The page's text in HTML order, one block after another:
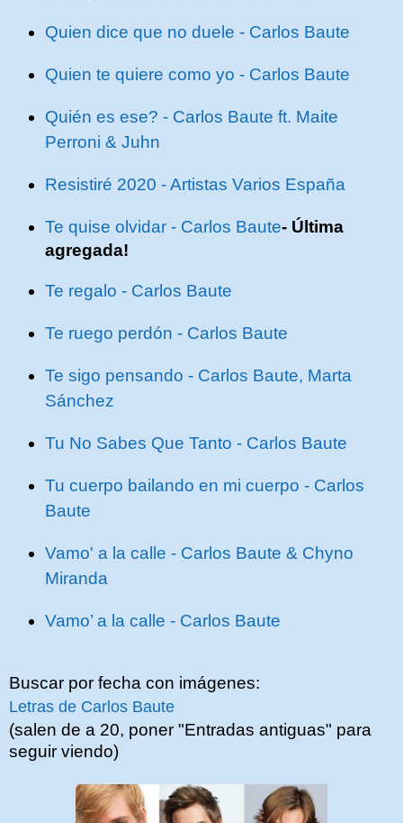
Quien dice que no duele - Carlos Baute
Quien te quiere como yo - Carlos Baute
Quién es ese? - Carlos Baute ft. Maite
Perroni & Juhn
Resistiré 2020 - Artistas Varios España
Te quise olvidar - Carlos Baute- Última
agregada!
Te regalo - Carlos Baute
Te ruego perdón - Carlos Baute
Te sigo pensando - Carlos Baute, Marta
Sánchez
Tu No Sabes Que Tanto - Carlos Baute
Tu cuerpo bailando en mi cuerpo - Carlos
Baute
Vamo' a la calle - Carlos Baute & Chyno
Miranda
Vamo’ a la calle - Carlos Baute
Buscar por fecha con imágenes:
Letras de Carlos Baute
(salen de a 20, poner "Entradas antiguas" para
seguir viendo)